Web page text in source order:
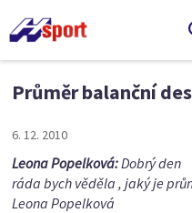
Průměr balanční
6. 12. 2010
Leona Popelková:Dobrý den
ráda bych věděla , jaký je
Leona Popelková